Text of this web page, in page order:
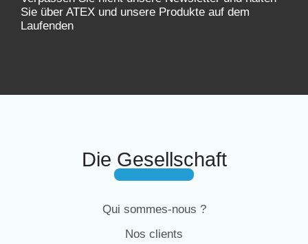
Sie über ATEX und unsere Produkte auf dem
Laufenden
Die Gesellschaft
Qui sommes-nous ?
Nos clients